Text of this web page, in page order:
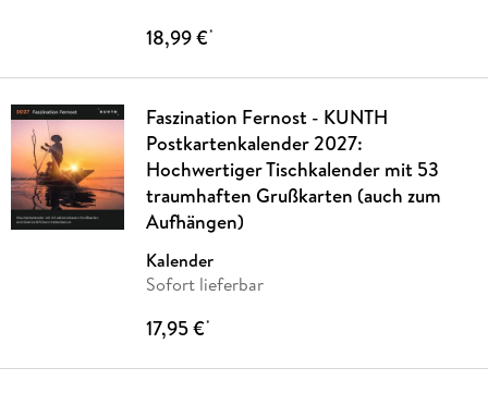
18,99 €*
Faszination Fernost - KUNTH
Postkartenkalender 2027:
Hochwertiger Tischkalender mit 53
traumhaften Grußkarten (auch zum
Aufhängen)
Kalender
Sofort lieferbar
17,95 €*